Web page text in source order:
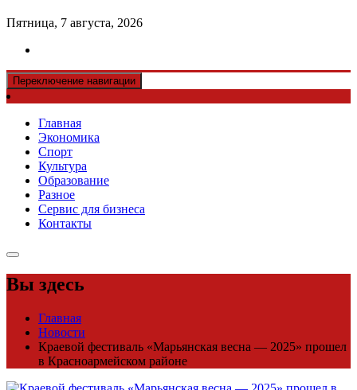
Пятница, 7 августа, 2026
Переключение навигации
Главная
Экономика
Спорт
Культура
Образование
Разное
Сервис для бизнеса
Контакты
Вы здесь
Главная
Новости
Краевой фестиваль «Марьянская весна — 2025» прошел
в Красноармейском районе